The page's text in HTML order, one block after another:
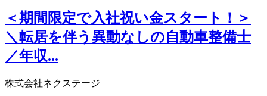
＜期間限定で入社祝い金スタート！＞
＼転居を伴う異動なしの自動車整備士
／年収...
株式会社ネクステージ